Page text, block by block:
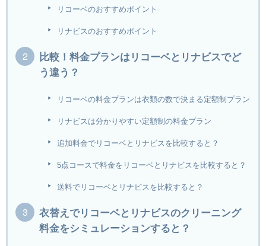
リコーベのおすすめポイント
リナビスのおすすめポイント
比較！料金プランはリコーベとリナビスでど
う違う？
リコーベの料金プランは衣類の数で決まる定額制プラン
リナビスは分かりやすい定額制の料金プラン
追加料金でリコーベとリナビスを比較すると？
5点コースで料金をリコーベとリナビスを比較すると？
送料でリコーベとリナビスを比較すると？
衣替えでリコーベとリナビスのクリーニング
料金をシミュレーションすると？